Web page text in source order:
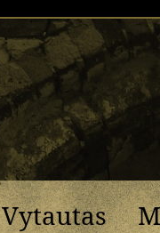
Vytautas